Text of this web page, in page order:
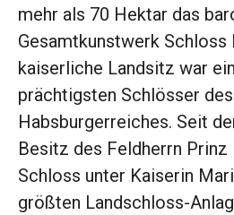
mehr als 70 Hektar das
Gesamtkunstwerk
kaiserliche Landsitz war
prächtigsten Schlösser des
Habsburgerreiches. Seit
Besitz des Feldherrn Prinz
Schloss unter ­Kaiserin
größten Landschloss-